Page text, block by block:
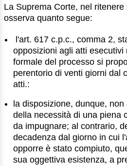
La Suprema Corte, nel
osserva quanto segue:
l'art. 617 c.p.c., comma 2,
opposizioni agli atti
formale del processo si
perentorio di venti giorni dal
atti.:
la disposizione, dunque,
della necessità di una piena
da impugnare; al contrario,
decadenza dal giorno in cui
opporre è stato compiuto,
sua oggettiva esistenza, a